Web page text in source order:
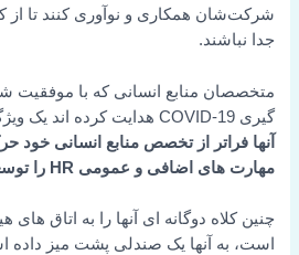
شرکت‌شان همکاری و نوآوری کنند تا
جدا نباشند.
متخصصان منابع انسانی که با موفقیت
گیری COVID-19 هدایت کرده اند یک ویژگی اساسی دارند:
آنها فراتر از تخصص منابع انسانی خود
مهارت های اضافی و عمومی HR را توسعه داده اند.
چنین کلاه دوگانه ای آنها را به اتاق
است، به آنها یک صندلی پشت میز داده